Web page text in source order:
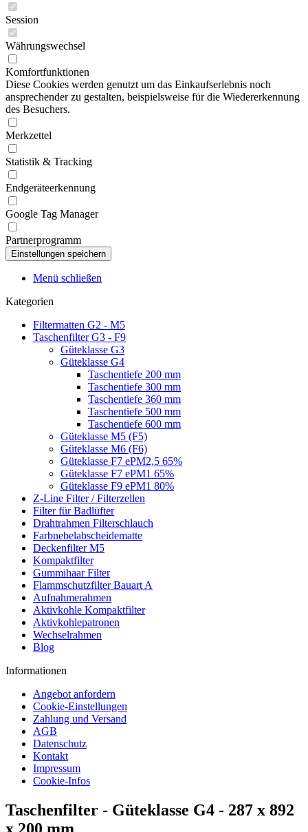
Session
Währungswechsel
Komfortfunktionen
Diese Cookies werden genutzt um das Einkaufserlebnis noch
ansprechender zu gestalten, beispielsweise für die Wiedererkennung
des Besuchers.
Merkzettel
Statistik & Tracking
Endgeräteerkennung
Google Tag Manager
Partnerprogramm
Menü schließen
Kategorien
Filtermatten G2 - M5
Taschenfilter G3 - F9
Güteklasse G3
Güteklasse G4
Taschentiefe 200 mm
Taschentiefe 300 mm
Taschentiefe 360 mm
Taschentiefe 500 mm
Taschentiefe 600 mm
Güteklasse M5 (F5)
Güteklasse M6 (F6)
Güteklasse F7 ePM2,5 65%
Güteklasse F7 ePM1 65%
Güteklasse F9 ePM1 80%
Z-Line Filter / Filterzellen
Filter für Badlüfter
Drahtrahmen Filterschlauch
Farbnebelabscheidematte
Deckenfilter M5
Kompaktfilter
Gummihaar Filter
Flammschutzfilter Bauart A
Aufnahmerahmen
Aktivkohle Kompaktfilter
Aktivkohlepatronen
Wechselrahmen
Blog
Informationen
Angebot anfordern
Cookie-Einstellungen
Zahlung und Versand
AGB
Datenschutz
Kontakt
Impressum
Cookie-Infos
Taschenfilter - Güteklasse G4 - 287 x 892